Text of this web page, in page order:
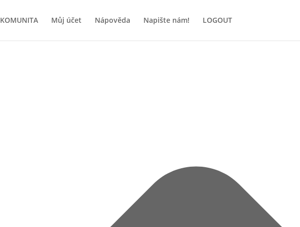
KOMUNITA Můj účet Nápověda Napište nám! LOGOUT